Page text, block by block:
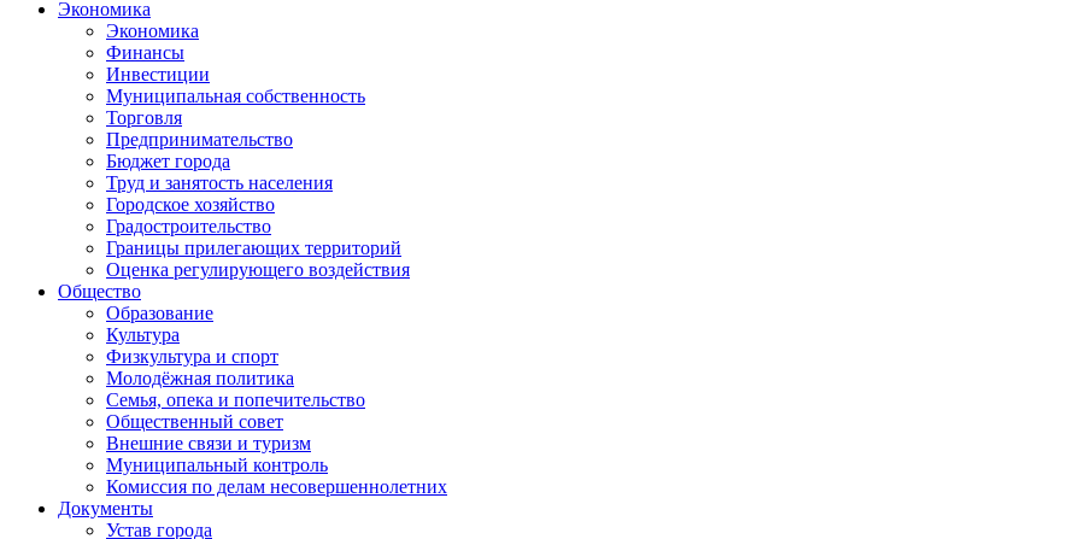
Экономика
Экономика
Финансы
Инвестиции
Муниципальная собственность
Торговля
Предпринимательство
Бюджет города
Труд и занятость населения
Городское хозяйство
Градостроительство
Границы прилегающих территорий
Оценка регулирующего воздействия
Общество
Образование
Культура
Физкультура и спорт
Молодёжная политика
Семья, опека и попечительство
Общественный совет
Внешние связи и туризм
Муниципальный контроль
Комиссия по делам несовершеннолетних
Документы
Устав города